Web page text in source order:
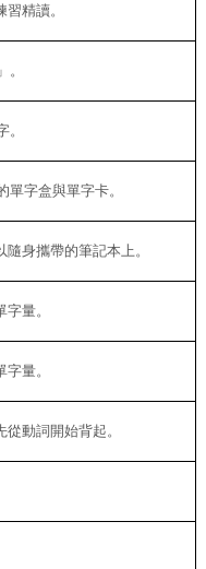
精讀。
字盒與單字卡。
身攜帶的筆記本上。
量。
量。
動詞開始背起。